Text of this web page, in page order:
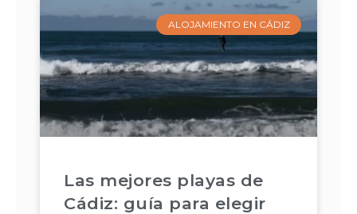
ALOJAMIENTO EN CÁDIZ
Las mejores playas de
Cádiz: guía para elegir